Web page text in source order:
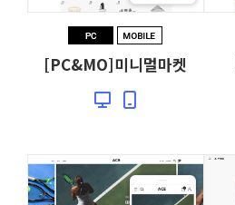
[PC&MO]미니멀마켓